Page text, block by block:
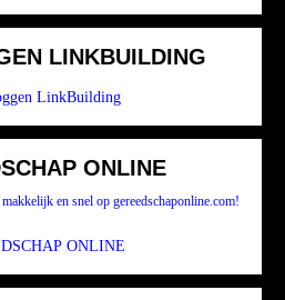
LINKBUILDING
LinkBuilding
ONLINE
en snel op gereedschaponline.com!
ONLINE